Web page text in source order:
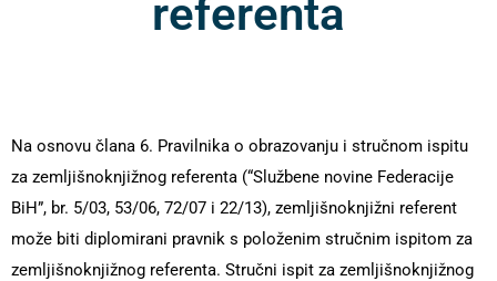
referenta
Na osnovu člana 6. Pravilnika o obrazovanju i stručnom ispitu
za zemljišnoknjižnog referenta (“Službene novine Federacije
BiH”, br. 5/03, 53/06, 72/07 i 22/13), zemljišnoknjižni referent
može biti diplomirani pravnik s položenim stručnim ispitom za
zemljišnoknjižnog referenta. Stručni ispit za zemljišnoknjižnog